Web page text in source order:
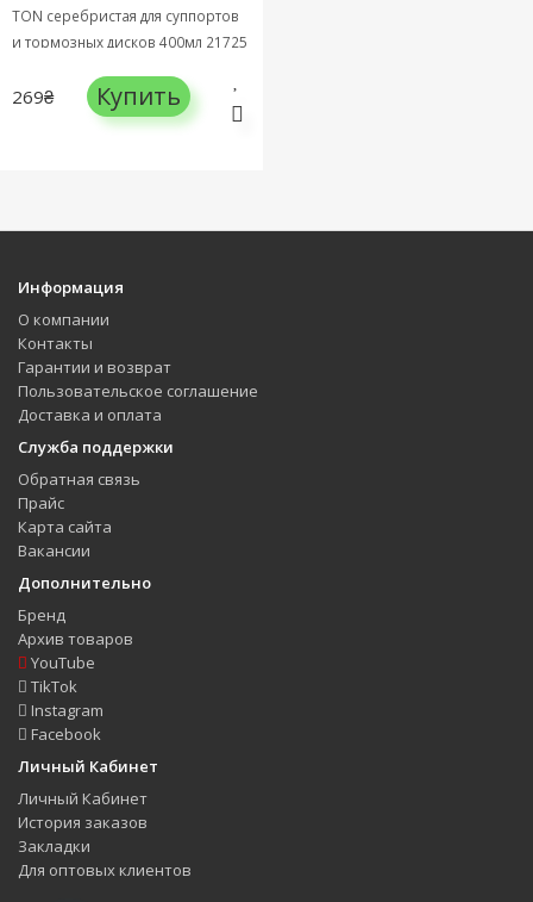
TON серебристая для суппортов
и тормозных дисков 400мл 21725
269₴ Купить
Информация
О компании
Контакты
Гарантии и возврат
Пользовательское соглашение
Доставка и оплата
Служба поддержки
Обратная связь
Прайс
Карта сайта
Вакансии
Дополнительно
Бренд
Архив товаров
YouTube
TikTok
Instagram
Facebook
Личный Кабинет
Личный Кабинет
История заказов
Закладки
Для оптовых клиентов